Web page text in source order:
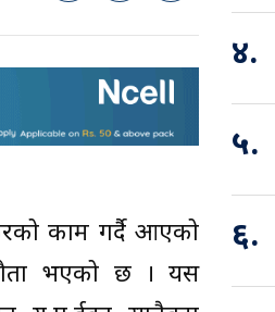
काम गर्दै आएको
भएको छ । यस
४.
५.
६.